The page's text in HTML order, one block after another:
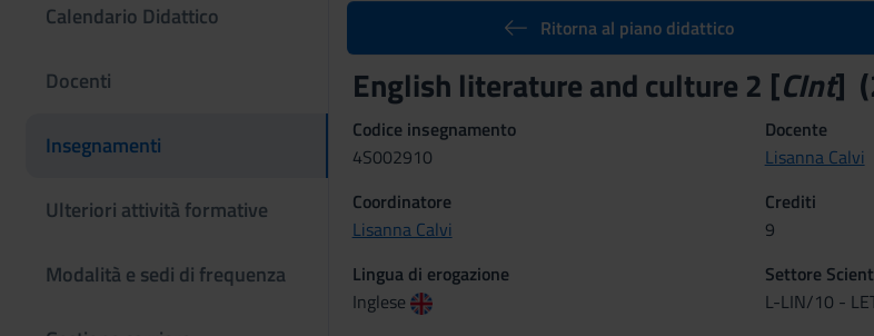
Calendario Didattico
Docenti
Insegnamenti
Ulteriori attività formative
Modalità e sedi di frequenza
Ritorna al piano didattico
English literature and culture 2 [CInt]
Codice insegnamento
4S002910
Docente
Lisanna Calvi
Coordinatore
Lisanna Calvi
Crediti
9
Lingua di erogazione
Inglese
Settore
L-LIN/10 -